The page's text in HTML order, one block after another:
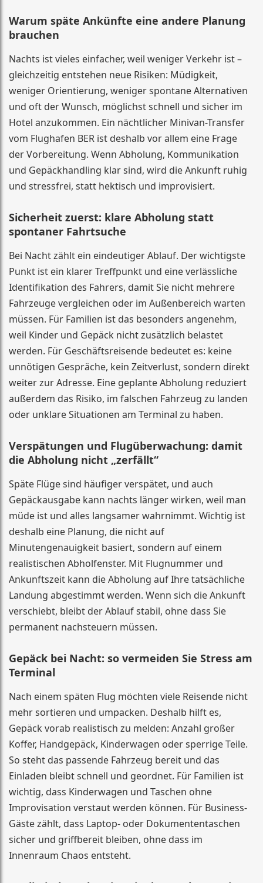
Warum späte Ankünfte eine andere Planung
brauchen
Nachts ist vieles einfacher, weil weniger Verkehr ist –
gleichzeitig entstehen neue Risiken: Müdigkeit,
weniger Orientierung, weniger spontane Alternativen
und oft der Wunsch, möglichst schnell und sicher im
Hotel anzukommen. Ein nächtlicher Minivan-Transfer
vom Flughafen BER ist deshalb vor allem eine Frage
der Vorbereitung. Wenn Abholung, Kommunikation
und Gepäckhandling klar sind, wird die Ankunft ruhig
und stressfrei, statt hektisch und improvisiert.
Sicherheit zuerst: klare Abholung statt
spontaner Fahrtsuche
Bei Nacht zählt ein eindeutiger Ablauf. Der wichtigste
Punkt ist ein klarer Treffpunkt und eine verlässliche
Identifikation des Fahrers, damit Sie nicht mehrere
Fahrzeuge vergleichen oder im Außenbereich warten
müssen. Für Familien ist das besonders angenehm,
weil Kinder und Gepäck nicht zusätzlich belastet
werden. Für Geschäftsreisende bedeutet es: keine
unnötigen Gespräche, kein Zeitverlust, sondern direkt
weiter zur Adresse. Eine geplante Abholung reduziert
außerdem das Risiko, im falschen Fahrzeug zu landen
oder unklare Situationen am Terminal zu haben.
Verspätungen und Flugüberwachung: damit
die Abholung nicht „zerfällt“
Späte Flüge sind häufiger verspätet, und auch
Gepäckausgabe kann nachts länger wirken, weil man
müde ist und alles langsamer wahrnimmt. Wichtig ist
deshalb eine Planung, die nicht auf
Minutengenauigkeit basiert, sondern auf einem
realistischen Abholfenster. Mit Flugnummer und
Ankunftszeit kann die Abholung auf Ihre tatsächliche
Landung abgestimmt werden. Wenn sich die Ankunft
verschiebt, bleibt der Ablauf stabil, ohne dass Sie
permanent nachsteuern müssen.
Gepäck bei Nacht: so vermeiden Sie Stress am
Terminal
Nach einem späten Flug möchten viele Reisende nicht
mehr sortieren und umpacken. Deshalb hilft es,
Gepäck vorab realistisch zu melden: Anzahl großer
Koffer, Handgepäck, Kinderwagen oder sperrige Teile.
So steht das passende Fahrzeug bereit und das
Einladen bleibt schnell und geordnet. Für Familien ist
wichtig, dass Kinderwagen und Taschen ohne
Improvisation verstaut werden können. Für Business-
Gäste zählt, dass Laptop- oder Dokumententaschen
sicher und griffbereit bleiben, ohne dass im
Innenraum Chaos entsteht.